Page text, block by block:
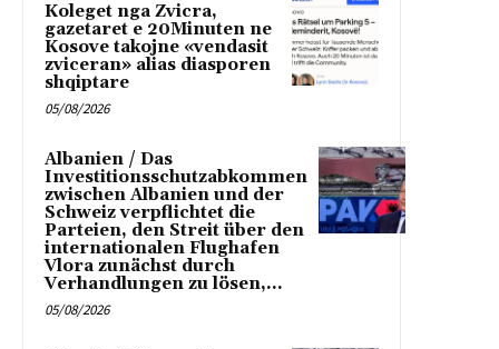
Koleget nga Zvicra,
gazetaret e 20Minuten ne
Kosove takojne «vendasit
zviceran» alias diasporen
shqiptare
05/08/2026
Albanien / Das
Investitionsschutzabkommen
zwischen Albanien und der
Schweiz verpflichtet die
Parteien, den Streit über den
internationalen Flughafen
Vlora zunächst durch
Verhandlungen zu lösen,...
05/08/2026